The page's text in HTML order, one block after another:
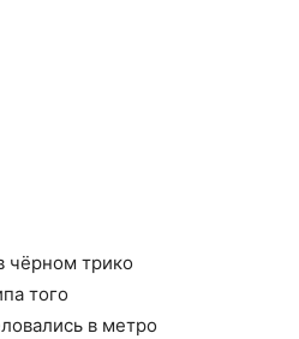
чёрном трико
того
в метро